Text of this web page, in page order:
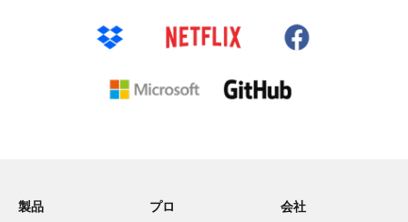
製品
プロ
会社